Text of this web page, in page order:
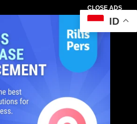
CLOSE ADS
ID